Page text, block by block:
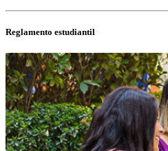
Reglamento estudiantil